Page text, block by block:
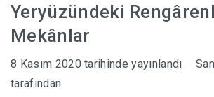
Yeryüzündeki
Mekânlar
8 Kasım 2020 tarihinde yayınlandı
tarafından